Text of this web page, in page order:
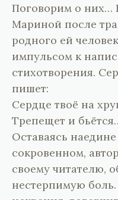
Поговорим о них…
Мариной после
родного ей
импульсом к
стихотворения.
пишет:
Сердце твоё на
Трепещет и
Оставаясь
сокровенном,
своему читателю,
нестерпимую